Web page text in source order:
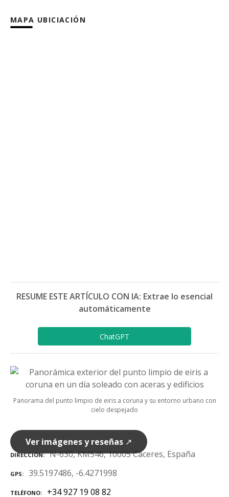
MAPA UBICIACIÓN
RESUME ESTE ARTÍCULO CON IA: Extrae lo esencial
automáticamente
ChatGPT
Panorama del punto limpio de eiris a coruna y su entorno urbano con
cielo despejado
Ver imágenes y reseñas ↗
DIRECCIÓN N-630, KM546, 10005 Cáceres, España
GPS 39.5197486, -6.4271998
TELÉFONO +34 927 19 08 82